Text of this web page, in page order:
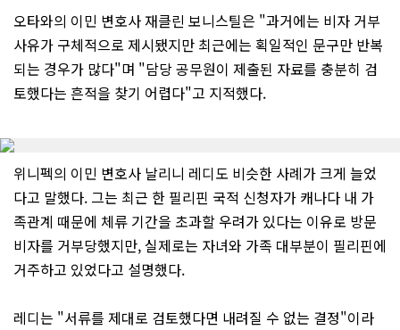
오타와의 이민 변호사 재클린 보니스틸은 "과거에는 비자 거부
사유가 구체적으로 제시됐지만 최근에는 획일적인 문구만 반복
되는 경우가 많다"며 "담당 공무원이 제출된 자료를 충분히 검
토했다는 흔적을 찾기 어렵다"고 지적했다.
위니펙의 이민 변호사 날리니 레디도 비슷한 사례가 크게 늘었
다고 말했다. 그는 최근 한 필리핀 국적 신청자가 캐나다 내 가
족관계 때문에 체류 기간을 초과할 우려가 있다는 이유로 방문
비자를 거부당했지만, 실제로는 자녀와 가족 대부분이 필리핀에
거주하고 있었다고 설명했다.
레디는 "서류를 제대로 검토했다면 내려질 수 없는 결정"이라